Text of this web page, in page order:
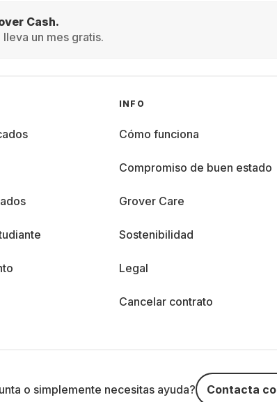
Cash.
un mes gratis.
INFO
Cómo funciona
Compromiso de buen estado
Grover Care
Sostenibilidad
Legal
Cancelar contrato
o simplemente necesitas ayuda? Contacta